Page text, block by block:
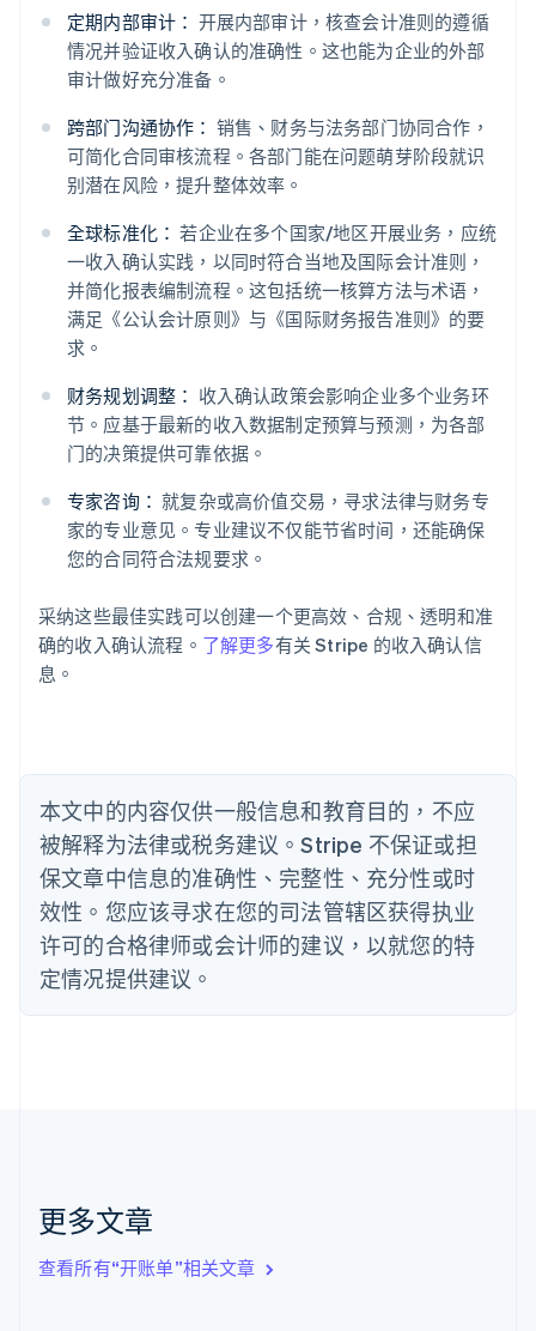
定期内部审计： 开展内部审计，核查会计准则的遵循
情况并验证收入确认的准确性。这也能为企业的外部
审计做好充分准备。
跨部门沟通协作： 销售、财务与法务部门协同合作，
可简化合同审核流程。各部门能在问题萌芽阶段就识
别潜在风险，提升整体效率。
全球标准化： 若企业在多个国家/地区开展业务，应统
一收入确认实践，以同时符合当地及国际会计准则，
并简化报表编制流程。这包括统一核算方法与术语，
满足《公认会计原则》与《国际财务报告准则》的要
求。
财务规划调整： 收入确认政策会影响企业多个业务环
节。应基于最新的收入数据制定预算与预测，为各部
门的决策提供可靠依据。
专家咨询： 就复杂或高价值交易，寻求法律与财务专
家的专业意见。专业建议不仅能节省时间，还能确保
您的合同符合法规要求。
采纳这些最佳实践可以创建一个更高效、合规、透明和准
确的收入确认流程。 了解更多有关 Stripe 的收入确认信
息。
本文中的内容仅供一般信息和教育目的，不应
被解释为法律或税务建议。Stripe 不保证或担
保文章中信息的准确性、完整性、充分性或时
效性。您应该寻求在您的司法管辖区获得执业
许可的合格律师或会计师的建议，以就您的特
定情况提供建议。
更多文章
查看所有“开账单”相关文章
阿联酋
English
爱尔兰
爱沙尼亚
English
奥地利
Deutsch English
English
巴西
English
丹麦
English
德国
DeutschEnglish
法国
FrançaisEnglish
芬兰
EnglishSvenska
English Italiano
拉脱维亚
立陶宛